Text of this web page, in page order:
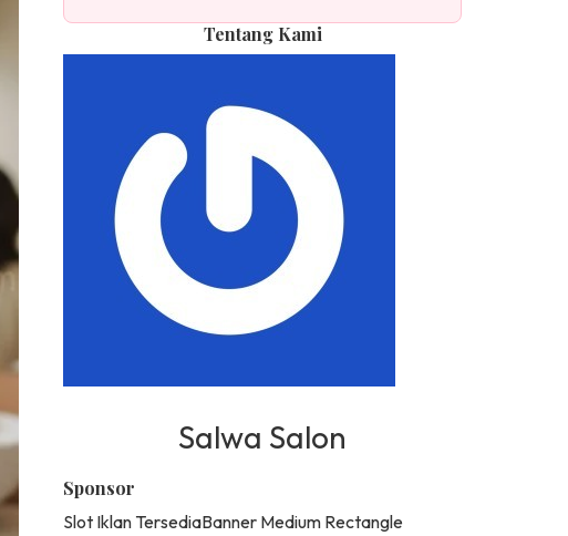
Tentang Kami
Salwa Salon
Sponsor
Slot Iklan TersediaBanner Medium Rectangle